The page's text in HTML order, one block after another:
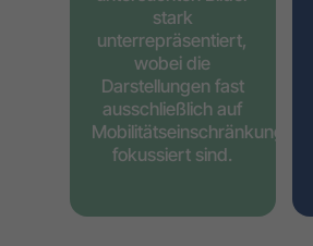
stark
unterrepräsentiert,
wobei die
Darstellungen fast
ausschließlich auf
Mobilitätseinschränkungen
fokussiert sind.